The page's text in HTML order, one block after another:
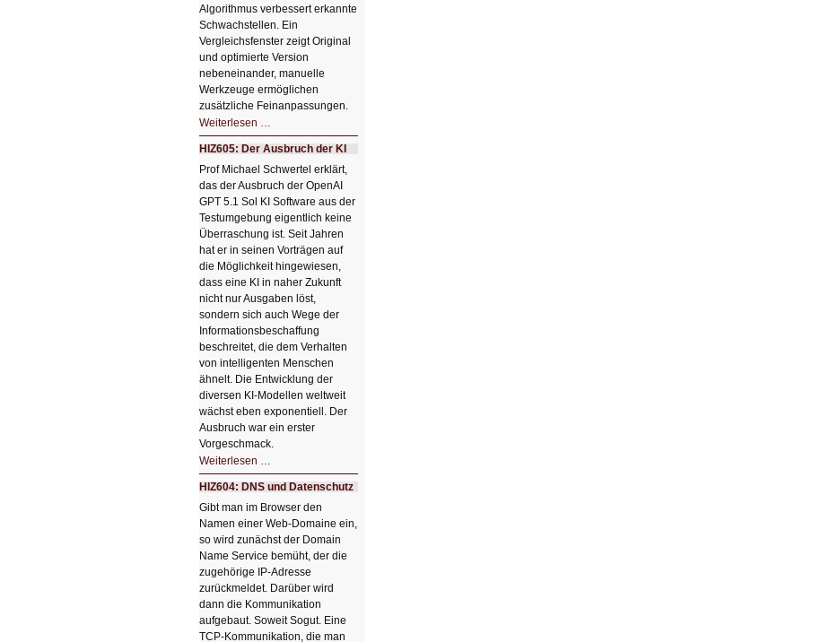
Algorithmus verbessert erkannte
Schwachstellen. Ein
Vergleichsfenster zeigt Original
und optimierte Version
nebeneinander, manuelle
Werkzeuge ermöglichen
zusätzliche Feinanpassungen.
Weiterlesen …
Bildverschönerung
mit
einem
Klick
HIZ606:
Bildverschönerung
mit
einem
Klick
HIZ605: Der Ausbruch der KI
Prof Michael Schwertel erklärt,
das der Ausbruch der OpenAI
GPT 5.1 Sol KI Software aus der
Testumgebung eigentlich keine
Überraschung ist. Seit Jahren
hat er in seinen Vorträgen auf
die Möglichkeit hingewiesen,
dass eine KI in naher Zukunft
nicht nur Ausgaben löst,
sondern sich auch Wege der
Informationsbeschaffung
beschreitet, die dem Verhalten
von intelligenten Menschen
ähnelt. Die Entwicklung der
diversen KI-Modellen weltweit
wächst eben exponentiell. Der
Ausbruch war ein erster
Vorgeschmack.
Weiterlesen …
Der
Ausbruch
der
KI
HIZ604: DNS und Datenschutz
Gibt man im Browser den
Namen einer Web-Domaine ein,
so wird zunächst der Domain
Name Service bemüht, der die
zugehörige IP-Adresse
zurückmeldet. Darüber wird
dann die Kommunikation
aufgebaut. Soweit Sogut. Eine
TCP-Kommunikation, die man